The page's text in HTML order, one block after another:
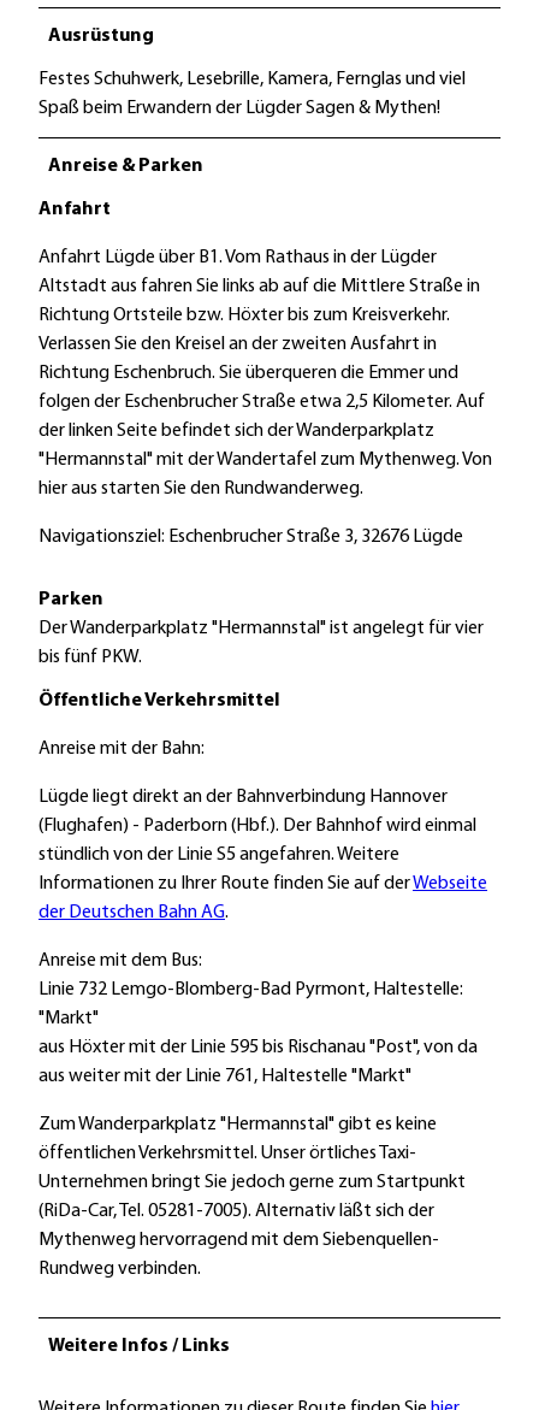
Ausrüstung
Festes Schuhwerk, Lesebrille, Kamera, Fernglas und viel
Spaß beim Erwandern der Lügder Sagen & Mythen!
Anreise & Parken
Anfahrt
Anfahrt Lügde über B1. Vom Rathaus in der Lügder
Altstadt aus fahren Sie links ab auf die Mittlere Straße in
Richtung Ortsteile bzw. Höxter bis zum Kreisverkehr.
Verlassen Sie den Kreisel an der zweiten Ausfahrt in
Richtung Eschenbruch. Sie überqueren die Emmer und
folgen der Eschenbrucher Straße etwa 2,5 Kilometer. Auf
der linken Seite befindet sich der Wanderparkplatz
"Hermannstal" mit der Wandertafel zum Mythenweg. Von
hier aus starten Sie den Rundwanderweg.
Navigationsziel: Eschenbrucher Straße 3, 32676 Lügde
Parken
Der Wanderparkplatz "Hermannstal" ist angelegt für vier
bis fünf PKW.
Öffentliche Verkehrsmittel
Anreise mit der Bahn:
Lügde liegt direkt an der Bahnverbindung Hannover
(Flughafen) - Paderborn (Hbf.). Der Bahnhof wird einmal
stündlich von der Linie S5 angefahren. Weitere
Informationen zu Ihrer Route finden Sie auf derWebseite
der Deutschen Bahn AG.
Anreise mit dem Bus:
Linie 732 Lemgo-Blomberg-Bad Pyrmont, Haltestelle:
"Markt"
aus Höxter mit der Linie 595 bis Rischanau "Post", von da
aus weiter mit der Linie 761, Haltestelle "Markt"
Zum Wanderparkplatz "Hermannstal" gibt es keine
öffentlichen Verkehrsmittel. Unser örtliches Taxi-
Unternehmen bringt Sie jedoch gerne zum Startpunkt
(RiDa-Car, Tel. 05281-7005). Alternativ läßt sich der
Mythenweg hervorragend mit dem Siebenquellen-
Rundweg verbinden.
Weitere Infos / Links